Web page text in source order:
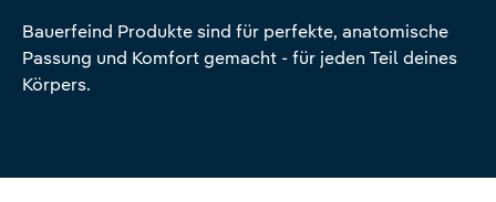
Bauerfeind Produkte sind für perfekte, anatomische
Passung und Komfort gemacht - für jeden Teil deines
Körpers.